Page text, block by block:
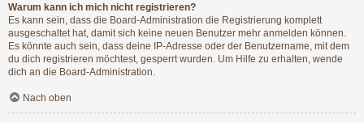
Warum kann ich mich nicht registrieren?
Es kann sein, dass die Board-Administration die Registrierung komplett
ausgeschaltet hat, damit sich keine neuen Benutzer mehr anmelden können.
Es könnte auch sein, dass deine IP-Adresse oder der Benutzername, mit dem
du dich registrieren möchtest, gesperrt wurden. Um Hilfe zu erhalten, wende
dich an die Board-Administration.
Nach oben